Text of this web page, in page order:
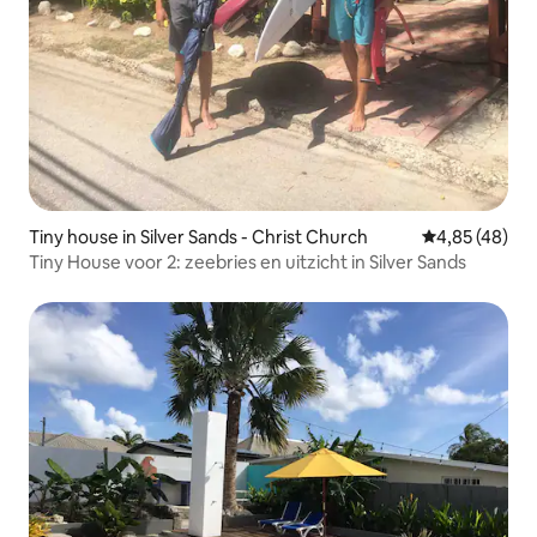
Tiny house in Silver Sands - Christ Church Gemiddelde
4,85 (48)
Tiny House voor 2: zeebries en uitzicht in Silver Sands